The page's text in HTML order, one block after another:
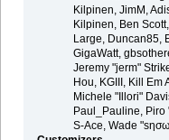
Kilpinen, JimM,
Kilpinen, Ben
Large, Duncan85,
GigaWatt,
Jeremy "jerm"
Hou, KGIII, Kill Em
Michele "Illori"
Paul_Pauline, Piro
S-Ace, Wade